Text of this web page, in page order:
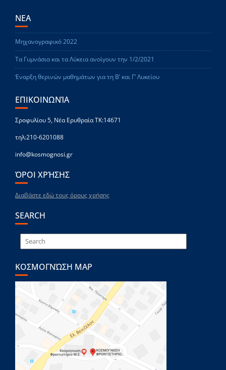
ΝΕΑ
Μηχανογραφικό 2022
Τα Γυμνάσια και τα Λύκεια ανοίγουν την 1/2/2021
Έναρξη θερινών μαθημάτων για τη Β’ και Γ’ Λυκείου
ΕΠΙΚΟΙΝΩΝΊΑ
Σροφυλίου 5, Νέα Ερυθραία ΤΚ:14671
τηλ:210-6201088
info@kosmognosi.gr
ΌΡΟΙ ΧΡΉΣΗΣ
Διαβάστε εδώ τους όρους χρήσης
SEARCH
ΚΟΣΜΟΓΝΏΣΗ MAP